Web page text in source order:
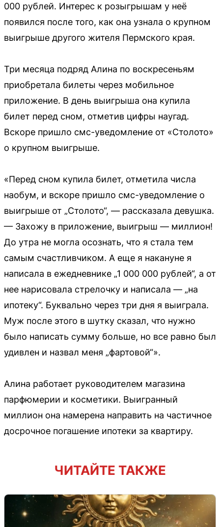
000 рублей. Интерес к розыгрышам у неё
появился после того, как она узнала о крупном
выигрыше другого жителя Пермского края.
Три месяца подряд Алина по воскресеньям
приобретала билеты через мобильное
приложение. В день выигрыша она купила
билет перед сном, отметив цифры наугад.
Вскоре пришло смс-уведомление от «Столото»
о крупном выигрыше.
«Перед сном купила билет, отметила числа
наобум, и вскоре пришло смс-уведомление о
выигрыше от „Столото“, — рассказала девушка.
— Захожу в приложение, выигрыш — миллион!
До утра не могла осознать, что я стала тем
самым счастливчиком. А еще я накануне я
написала в ежедневнике „1 000 000 рублей“, а от
нее нарисовала стрелочку и написала — „на
ипотеку“. Буквально через три дня я выиграла.
Муж после этого в шутку сказал, что нужно
было написать сумму больше, но все равно был
удивлен и назвал меня „фартовой“».
Алина работает руководителем магазина
парфюмерии и косметики. Выигранный
миллион она намерена направить на частичное
досрочное погашение ипотеки за квартиру.
ЧИТАЙТЕ ТАКЖЕ